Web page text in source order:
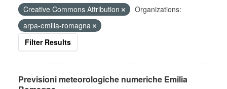
Creative Commons Attribution
Organizations:
arpa-emilia-romagna
Filter Results
Previsioni meteorologiche numeriche Emilia